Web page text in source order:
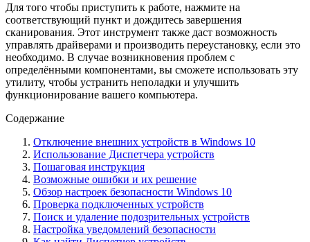
Для того чтобы приступить к работе, нажмите на
соответствующий пункт и дождитесь завершения
сканирования. Этот инструмент также даст возможность
управлять драйверами и производить переустановку, если это
необходимо. В случае возникновения проблем с
определёнными компонентами, вы сможете использовать эту
утилиту, чтобы устранить неполадки и улучшить
функционирование вашего компьютера.
Содержание
Отключение внешних устройств в Windows 10
Использование Диспетчера устройств
Пошаговая инструкция
Возможные ошибки и их решение
Обзор настроек безопасности Windows 10
Проверка подключенных устройств
Поиск и удаление подозрительных устройств
Настройка уведомлений безопасности